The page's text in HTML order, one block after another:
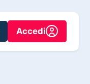
Accedi